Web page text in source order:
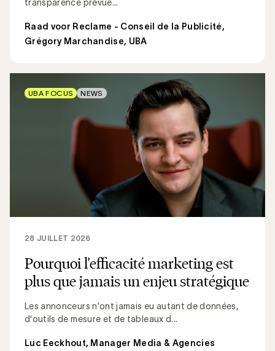
transparence prévue...
Raad voor Reclame - Conseil de la Publicité,
Grégory Marchandise, UBA
Pourquoi l'efficacité marketing est
plus que jamais un enjeu stratégique
Les annonceurs n'ont jamais eu autant de données,
d'outils de mesure et de tableaux d...
28 JUILLET 2026
Luc Eeckhout, Manager Media & Agencies
UBA FOCUS NEWS